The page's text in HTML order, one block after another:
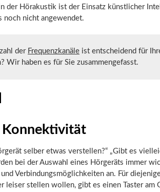
der Hörakustik ist der Einsatz künstlicher
noch nicht angewendet.
der Frequenzkanäle ist entscheidend für
Wir haben es für Sie zusammengefasst.
Konnektivität
selber etwas verstellen?“ „Gibt es
bei der Auswahl eines Hörgeräts immer
Verbindungsmöglichkeiten an. Für
leiser stellen wollen, gibt es einen Taster am